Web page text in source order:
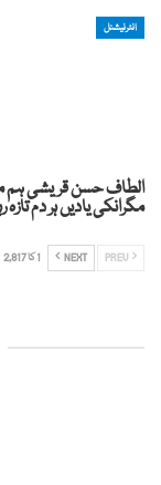
انٹرنیشنل
الطاف حسن قریشی ہم
مگرانکی یادیں ہر دم
NEXT 1 کا 2,817